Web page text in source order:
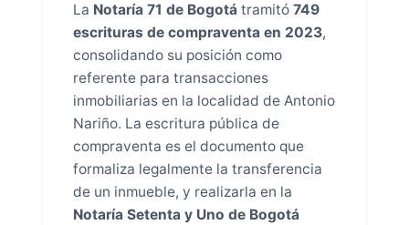
La Notaría 71 de Bogotá tramitó 749
escrituras de compraventa en 2023,
consolidando su posición como
referente para transacciones
inmobiliarias en la localidad de Antonio
Nariño. La escritura pública de
compraventa es el documento que
formaliza legalmente la transferencia
de un inmueble, y realizarla en la
Notaría Setenta y Uno de Bogotá